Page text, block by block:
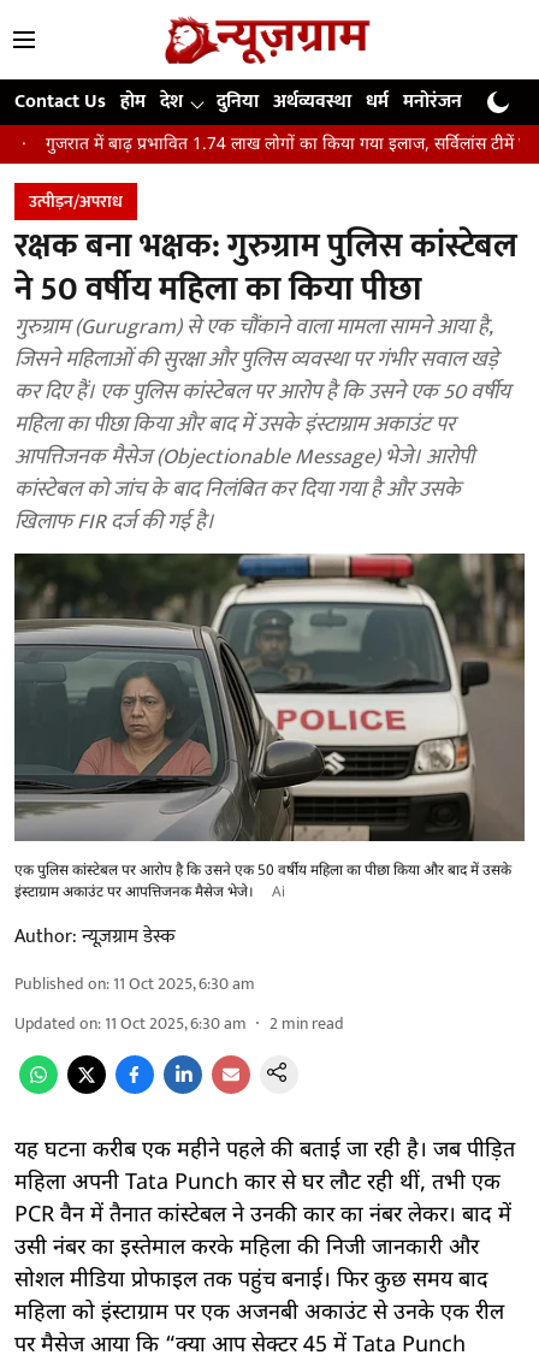
Contact Us होम देश दुनिया अर्थव्यवस्था धर्म मनोरंजन खेल
में बाढ़ प्रभावित 1.74 लाख लोगों का किया गया इलाज, सर्विलांस टीमें घर-घर कर रहीं
उत्पीड़न/अपराध
रक्षक बना भक्षक: गुरुग्राम पुलिस कांस्टेबल
ने 50 वर्षीय महिला का किया पीछा
गुरुग्राम (Gurugram) से एक चौंकाने वाला मामला सामने आया है,
जिसने महिलाओं की सुरक्षा और पुलिस व्यवस्था पर गंभीर सवाल खड़े
कर दिए हैं। एक पुलिस कांस्टेबल पर आरोप है कि उसने एक 50 वर्षीय
महिला का पीछा किया और बाद में उसके इंस्टाग्राम अकाउंट पर
आपत्तिजनक मैसेज (Objectionable Message) भेजे। आरोपी
कांस्टेबल को जांच के बाद निलंबित कर दिया गया है और उसके
खिलाफ FIR दर्ज की गई है।
एक पुलिस कांस्टेबल पर आरोप है कि उसने एक 50 वर्षीय महिला का पीछा किया और बाद में उसके
इंस्टाग्राम अकाउंट पर आपत्तिजनक मैसेज भेजे।
Ai
Author:न्यूज़ग्राम डेस्क
Published on:11 Oct 2025, 6:30 am
Updated on:11 Oct 2025, 6:30 am 2min read
यह घटना करीब एक महीने पहले की बताई जा रही है। जब पीड़ित
महिला अपनी Tata Punch कार से घर लौट रही थीं, तभी एक
PCR वैन में तैनात कांस्टेबल ने उनकी कार का नंबर लेकर। बाद में
उसी नंबर का इस्तेमाल करके महिला की निजी जानकारी और
सोशल मीडिया प्रोफाइल तक पहुंच बनाई। फिर कुछ समय बाद
महिला को इंस्टाग्राम पर एक अजनबी अकाउंट से उनके एक रील
पर मैसेज आया कि “क्या आप सेक्टर 45 में Tata Punch